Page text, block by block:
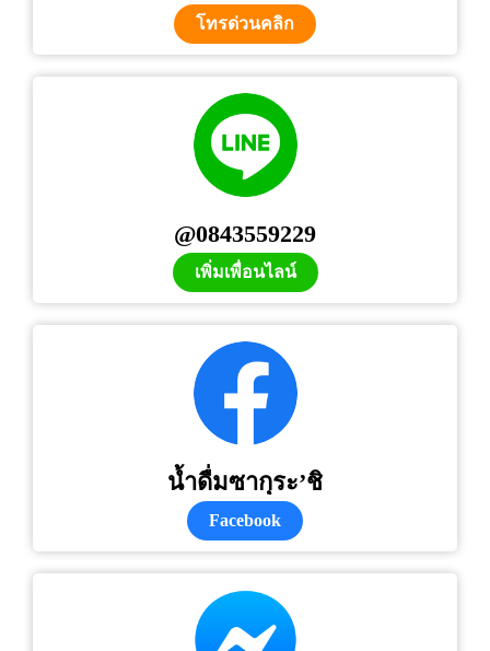
โทรด่วนคลิก
@0843559229
เพิ่มเพื่อนไลน์
น้ำดื่มซากุระ’ชิ
Facebook